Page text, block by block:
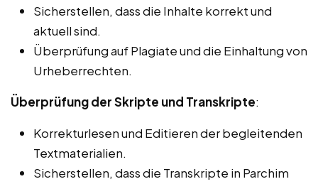
Sicherstellen, dass die Inhalte korrekt und
aktuell sind.
Überprüfung auf Plagiate und die Einhaltung von
Urheberrechten.
Überprüfung der Skripte und Transkripte:
Korrekturlesen und Editieren der begleitenden
Textmaterialien.
Sicherstellen, dass die Transkripte in Parchim